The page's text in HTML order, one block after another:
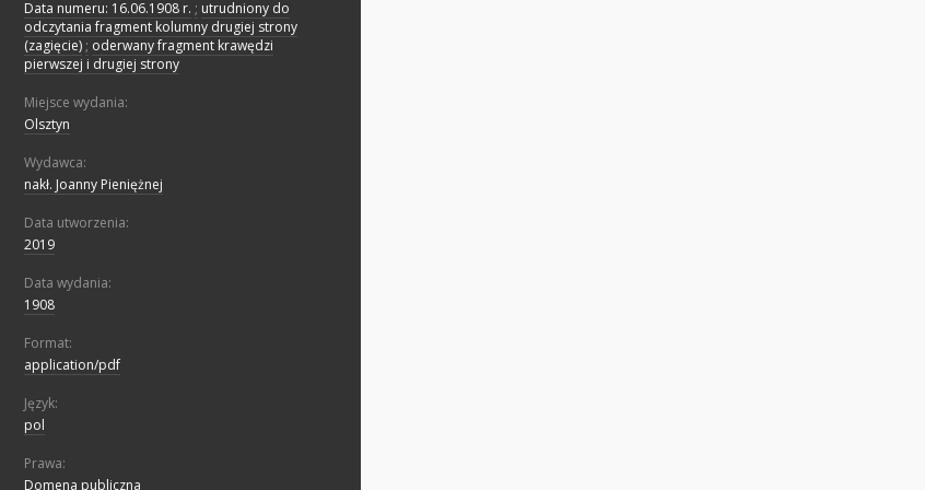
Data numeru: 16.06.1908 r. ; utrudniony do
odczytania fragment kolumny drugiej strony
(zagięcie) ; oderwany fragment krawędzi
pierwszej i drugiej strony
Miejsce wydania:
Olsztyn
Wydawca:
nakł. Joanny Pieniężnej
Data utworzenia:
2019
Data wydania:
1908
Format:
application/pdf
Język:
pol
Prawa:
Domena publiczna